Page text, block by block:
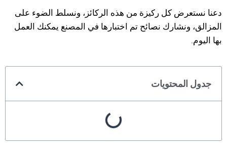
دعنا نستعرض كل ركيزة من هذه الركائز، ونسلط الضوء على
المزالق، ونشارك نصائح تم اختبارها في المصنع يمكنك العمل
بها اليوم.
جدول المحتويات